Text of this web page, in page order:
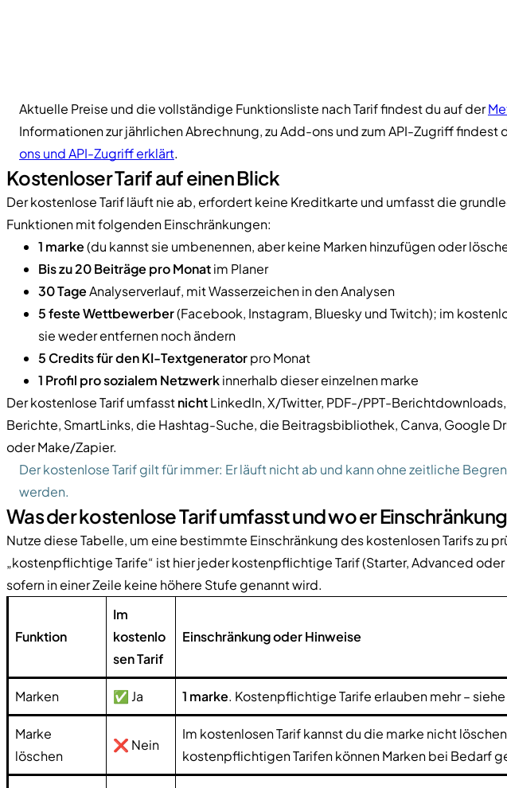
Aktuelle Preise und die vollständige Funktionsliste nach Tarif findest du auf der
Informationen zur jährlichen Abrechnung, zu Add-ons und zum API-Zugriff findest
ons und API-Zugriff erklärt.
Kostenloser Tarif auf einen Blick
Der kostenlose Tarif läuft nie ab, erfordert keine Kreditkarte und umfasst die
Funktionen mit folgenden Einschränkungen:
1 marke(du kannst sie umbenennen, aber keine Marken hinzufügen oder
Bis zu 20 Beiträge pro Monatim Planer
30 TageAnalyserverlauf, mit Wasserzeichen in den Analysen
5 feste Wettbewerber(Facebook, Instagram, Bluesky und Twitch); im
sie weder entfernen noch ändern
5 Credits für den KI-Textgeneratorpro Monat
1 Profil pro sozialem Netzwerkinnerhalb dieser einzelnen marke
Der kostenlose Tarif umfasstnichtLinkedIn, X/Twitter, PDF-/PPT-
Berichte, SmartLinks, die Hashtag-Suche, die Beitragsbibliothek, Canva, Google
oder Make/Zapier.
Der kostenlose Tarif gilt für immer: Er läuft nicht ab und kann ohne zeitliche
werden.
Was der kostenlose Tarif umfasst und wo er
Nutze diese Tabelle, um eine bestimmte Einschränkung des kostenlosen Tarifs zu
„kostenpflichtige Tarife“ ist hier jeder kostenpflichtige Tarif (Starter, Advanced
sofern in einer Zeile keine höhere Stufe genannt wird.
Funktion
Im
kostenlo
sen Tarif
Einschränkung oder Hinweise
Marken ✅ Ja 1 marke. Kostenpflichtige Tarife erlauben mehr – siehe
Marke
löschen
❌ Nein
Im kostenlosen Tarif kannst du die marke nicht
kostenpflichtigen Tarifen können Marken bei Bedarf